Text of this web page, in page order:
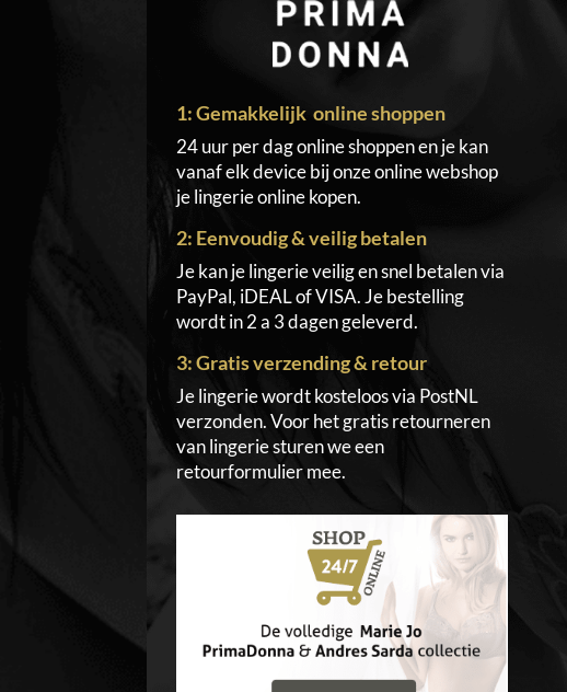
1: Gemakkelijk online shoppen
24 uur per dag online shoppen en je kan
vanaf elk device bij onze online webshop
je lingerie online kopen.
2: Eenvoudig & veilig betalen
Je kan je lingerie veilig en snel betalen via
PayPal, iDEAL of VISA. Je bestelling
wordt in 2 a 3 dagen geleverd.
3: Gratis verzending & retour
Je lingerie wordt kosteloos via PostNL
verzonden. Voor het gratis retourneren
van lingerie sturen we een
retourformulier mee.